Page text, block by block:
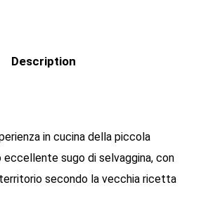
Description
in cucina della piccola
eccellente sugo di selvaggina, con
secondo la vecchia ricetta